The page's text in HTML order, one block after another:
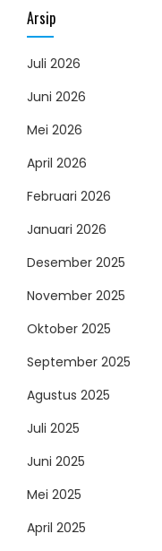
Arsip
Juli 2026
Juni 2026
Mei 2026
April 2026
Februari 2026
Januari 2026
Desember 2025
November 2025
Oktober 2025
September 2025
Agustus 2025
Juli 2025
Juni 2025
Mei 2025
April 2025